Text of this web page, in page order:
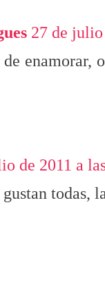
27 de julio
enamorar,
de 2011 a
todas,